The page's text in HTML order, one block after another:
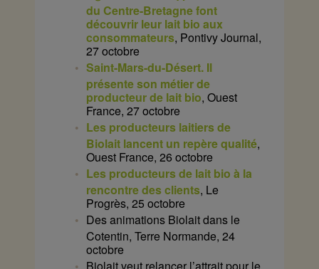
du Centre-Bretagne font
découvrir leur lait bio aux
consommateurs, Pontivy Journal,
27 octobre
Saint-Mars-du-Désert. Il
présente son métier de
producteur de lait bio, Ouest
France, 27 octobre
Les producteurs laitiers de
Biolait lancent un repère qualité,
Ouest France, 26 octobre
Les producteurs de lait bio à la
rencontre des clients, Le
Progrès, 25 octobre
Des animations Biolait dans le
Cotentin, Terre Normande, 24
octobre